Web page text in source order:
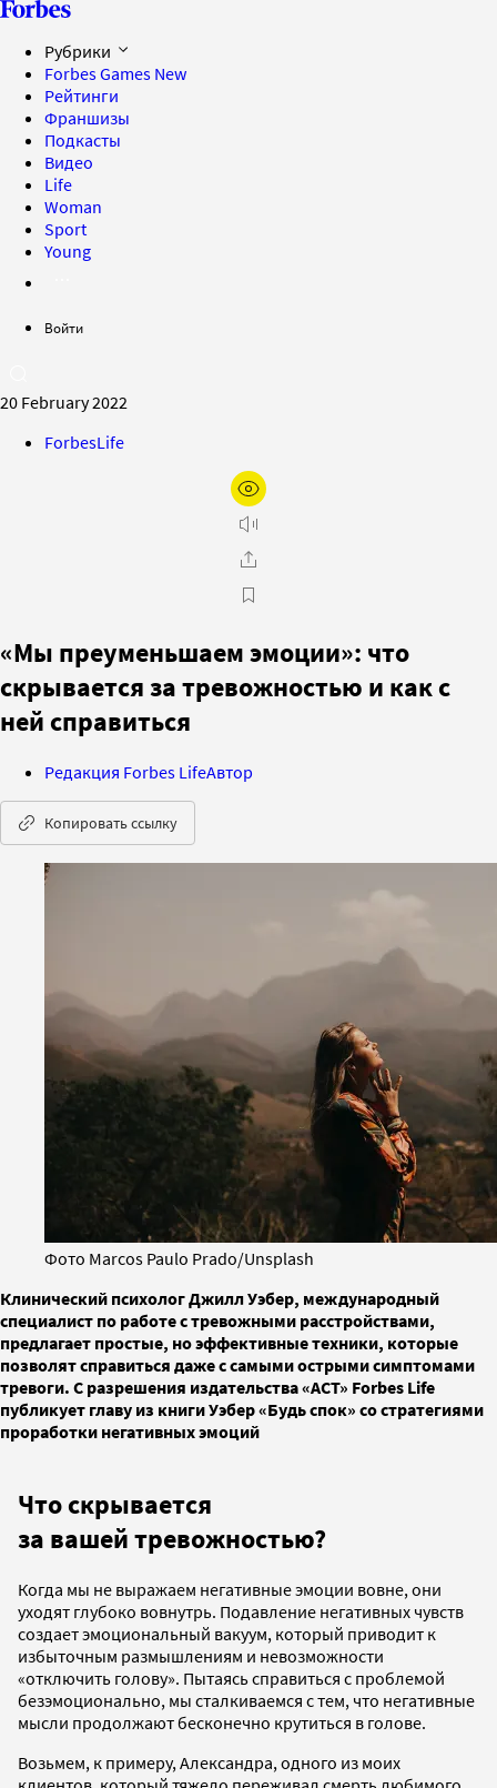
Рубрики
Forbes Games New
Рейтинги
Франшизы
Подкасты
Видео
Life
Woman
Sport
Young
Войти
20 February 2022
ForbesLife
«Мы преуменьшаем эмоции»: что
скрывается за тревожностью и как с
ней справиться
Редакция Forbes LifeАвтор
Копировать ссылку
Фото Marcos Paulo Prado/Unsplash
Клинический психолог Джилл Уэбер, международный
специалист по работе с тревожными расстройствами,
предлагает простые, но эффективные техники, которые
позволят справиться даже с самыми острыми симптомами
тревоги. С разрешения издательства «АСТ» Forbes Life
публикует главу из книги Уэбер «Будь спок» со стратегиями
проработки негативных эмоций
Что скрывается
за вашей тревожностью?
Когда мы не выражаем негативные эмоции вовне, они
уходят глубоко вовнутрь. Подавление негативных чувств
создает эмоциональный вакуум, который приводит к
избыточным размышлениям и невозможности
«отключить голову». Пытаясь справиться с проблемой
безэмоционально, мы сталкиваемся с тем, что негативные
мысли продолжают бесконечно крутиться в голове.
Возьмем, к примеру, Александра, одного из моих